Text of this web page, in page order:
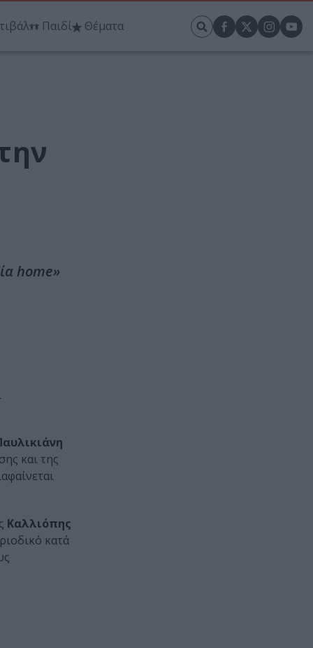
Παιδί Θέματα
home»
και της
Καλλιόπης
κατά